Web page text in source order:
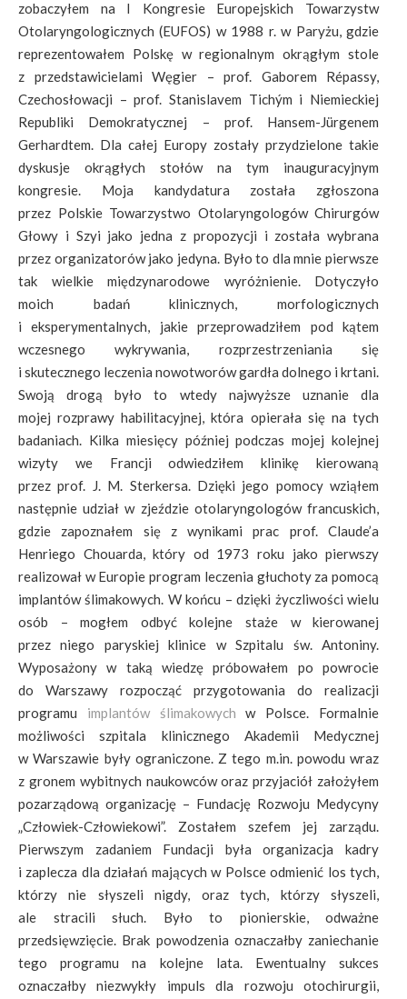
zobaczyłem na I Kongresie Europejskich Towarzystw
Otolaryngologicznych (EUFOS) w 1988 r. w Paryżu, gdzie
reprezentowałem Polskę w regionalnym okrągłym stole
z przedstawicielami Węgier – prof. Gaborem Répassy,
Czechosłowacji – prof. Stanislavem Tichým i Niemieckiej
Republiki Demokratycznej – prof. Hansem-Jürgenem
Gerhardtem. Dla całej Europy zostały przydzielone takie
dyskusje okrągłych stołów na tym inauguracyjnym
kongresie. Moja kandydatura została zgłoszona
przez Polskie Towarzystwo Otolaryngologów Chirurgów
Głowy i Szyi jako jedna z propozycji i została wybrana
przez organizatorów jako jedyna. Było to dla mnie pierwsze
tak wielkie międzynarodowe wyróżnienie. Dotyczyło
moich badań klinicznych, morfologicznych
i eksperymentalnych, jakie przeprowadziłem pod kątem
wczesnego wykrywania, rozprzestrzeniania się
i skutecznego leczenia nowotworów gardła dolnego i krtani.
Swoją drogą było to wtedy najwyższe uznanie dla
mojej rozprawy habilitacyjnej, która opierała się na tych
badaniach. Kilka miesięcy później podczas mojej kolejnej
wizyty we Francji odwiedziłem klinikę kierowaną
przez prof. J. M. Sterkersa. Dzięki jego pomocy wziąłem
następnie udział w zjeździe otolaryngologów francuskich,
gdzie zapoznałem się z wynikami prac prof. Claude’a
Henriego Chouarda, który od 1973 roku jako pierwszy
realizował w Europie program leczenia głuchoty za pomocą
implantów ślimakowych. W końcu – dzięki życzliwości wielu
osób – mogłem odbyć kolejne staże w kierowanej
przez niego paryskiej klinice w Szpitalu św. Antoniny.
Wyposażony w taką wiedzę próbowałem po powrocie
do Warszawy rozpocząć przygotowania do realizacji
programu implantów ślimakowych w Polsce. Formalnie
możliwości szpitala klinicznego Akademii Medycznej
w Warszawie były ograniczone. Z tego m.in. powodu wraz
z gronem wybitnych naukowców oraz przyjaciół założyłem
pozarządową organizację – Fundację Rozwoju Medycyny
„Człowiek-Człowiekowi”. Zostałem szefem jej zarządu.
Pierwszym zadaniem Fundacji była organizacja kadry
i zaplecza dla działań mających w Polsce odmienić los tych,
którzy nie słyszeli nigdy, oraz tych, którzy słyszeli,
ale stracili słuch. Było to pionierskie, odważne
przedsięwzięcie. Brak powodzenia oznaczałby zaniechanie
tego programu na kolejne lata. Ewentualny sukces
oznaczałby niezwykły impuls dla rozwoju otochirurgii,